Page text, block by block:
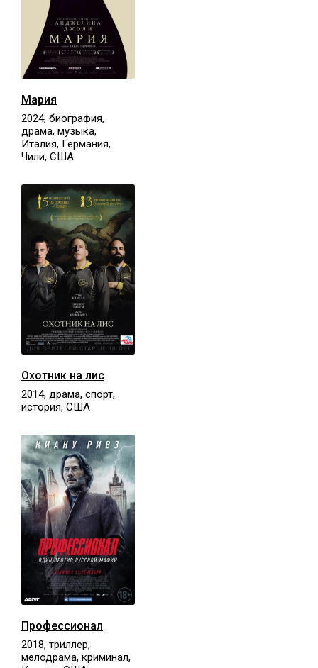
Мария
2024, биография,
драма, музыка,
Италия, Германия,
Чили, США
Охотник на лис
2014, драма, спорт,
история, США
Профессионал
2018, триллер,
мелодрама, криминал,